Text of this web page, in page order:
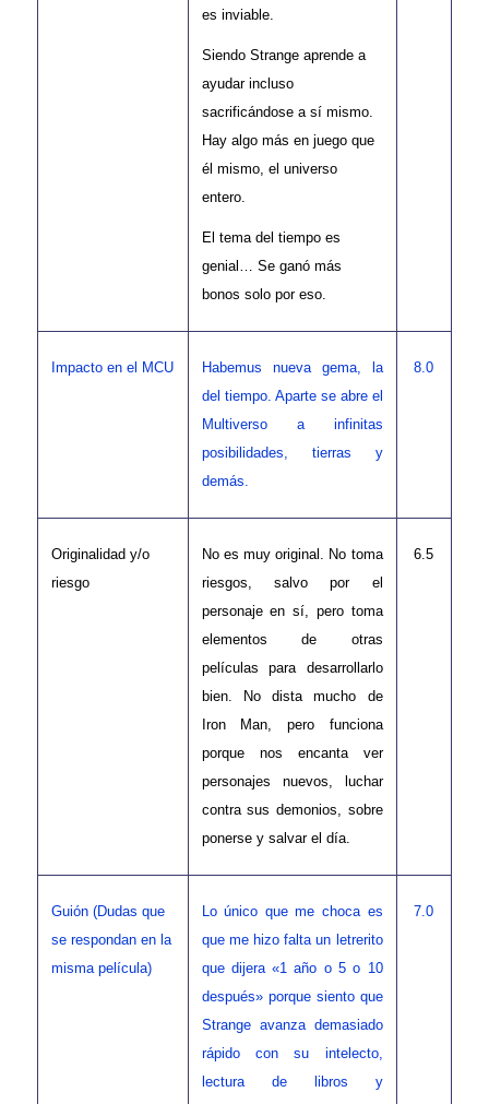
es inviable.
Siendo Strange aprende a
ayudar incluso
sacrificándose a sí mismo.
Hay algo más en juego que
él mismo, el universo
entero.
El tema del tiempo es
genial… Se ganó más
bonos solo por eso.
Impacto en el MCU
Habemus nueva gema, la
del tiempo. Aparte se abre el
Multiverso a infinitas
posibilidades, tierras y
demás.
8.0
Originalidad y/o
riesgo
No es muy original. No toma
riesgos, salvo por el
personaje en sí, pero toma
elementos de otras
películas para desarrollarlo
bien. No dista mucho de
Iron Man, pero funciona
porque nos encanta ver
personajes nuevos, luchar
contra sus demonios, sobre
ponerse y salvar el día.
6.5
Guión (Dudas que
se respondan en la
misma película)
Lo único que me choca es
que me hizo falta un letrerito
que dijera «1 año o 5 o 10
después» porque siento que
Strange avanza demasiado
rápido con su intelecto,
lectura de libros y
7.0